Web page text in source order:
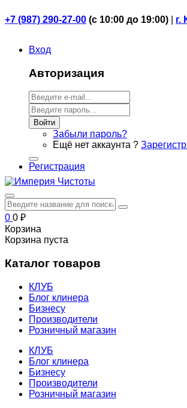
+7 (987) 290-27-00 (с 10:00 до 19:00) г.
Вход
Авторизация
Войти
Забыли пароль?
Ещё нет аккаунта ?
Регистрация
0 0 ₽
Корзина
Корзина пуста
Каталог товаров
КЛУБ
Блог клинера
Бизнесу
Производители
Розничный магазин
КЛУБ
Блог клинера
Бизнесу
Производители
Розничный магазин